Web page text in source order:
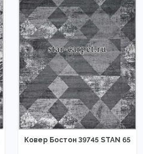
Ковер Бостон 39745 STAN 65